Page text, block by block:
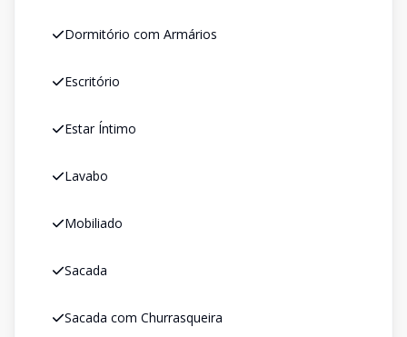
Dormitório com Armários
Escritório
Estar Íntimo
Lavabo
Mobiliado
Sacada
Sacada com Churrasqueira